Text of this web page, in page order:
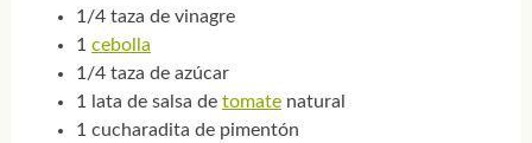
1/4 taza de vinagre
1 cebolla
1/4 taza de azúcar
1 lata de salsa de tomatenatural
1 cucharadita de pimentón